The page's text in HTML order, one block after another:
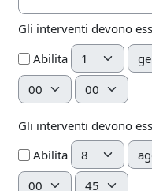
Gli interventi devono
Abilita Giorno Mese
Ora
Minuto
Gli interventi devono
Abilita Giorno Mese
Ora
Minuto